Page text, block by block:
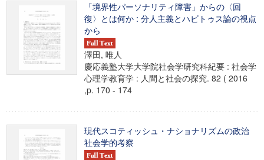
「境界性パーソナリティ障害」からの〈回
復〉とは何か : 分人主義とハビトゥス論の視点
から
澤田, 唯人
慶応義塾大学大学院社会学研究科紀要 : 社会学
心理学教育学 : 人間と社会の探究. 82 ( 2016
,p. 170 - 174
現代スコティッシュ・ナショナリズムの政治
社会学的考察